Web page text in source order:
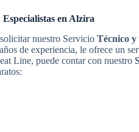
en Alzira
nuestro Servicio Técnico y
de experiencia, le ofrece un
Line, puede contar con nuestro